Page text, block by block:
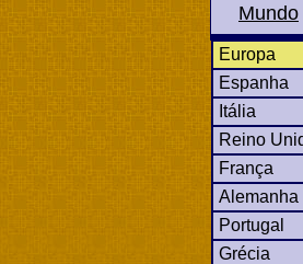
Mundo
Europa
Espanha
Itália
Reino
França
Alemanha
Portugal
Grécia